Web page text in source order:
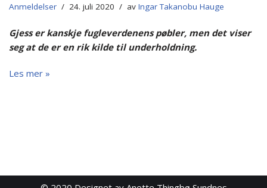
Anmeldelser 24. juli 2020 av Ingar Takanobu Hauge
Gjess er kanskje fugleverdenens pøbler, men det viser
seg at de er en rik kilde til underholdning.
Les mer »